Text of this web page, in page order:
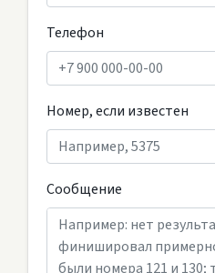
Телефон
Номер, если известен
Сообщение